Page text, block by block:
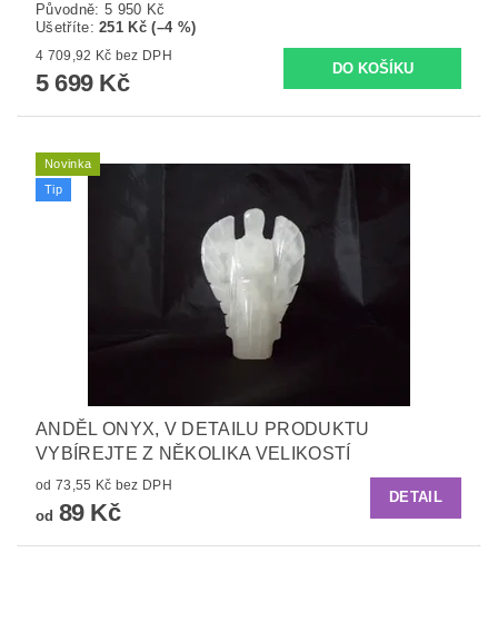
Původně: 5 950 Kč
Ušetříte:251 Kč (–4 %)
4 709,92 Kč bez DPH
5 699 Kč
Novinka
Tip
ANDĚL ONYX, V DETAILU PRODUKTU
VYBÍREJTE Z NĚKOLIKA VELIKOSTÍ
od 73,55 Kč bez DPH
od 89 Kč
DETAIL